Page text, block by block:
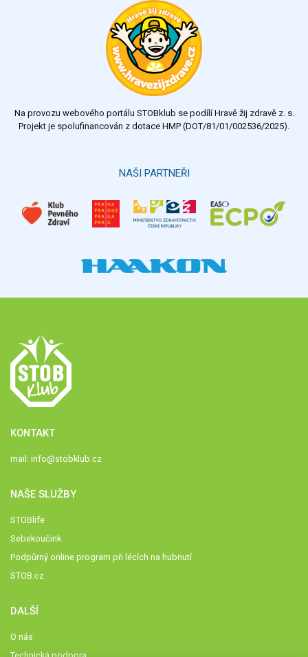
Na provozu webového portálu STOBklub se podílí Hravě žij zdravě z. s.
Projekt je spolufinancován z dotace HMP (DOT/81/01/002536/2025).
NAŠI PARTNEŘI
KONTAKT
mail: info@stobklub.cz
NAŠE SLUŽBY
STOBlife
Sebekoučink
Podpůrný online program při lécích na hubnutí
STOB.cz
DALŠÍ
O nás